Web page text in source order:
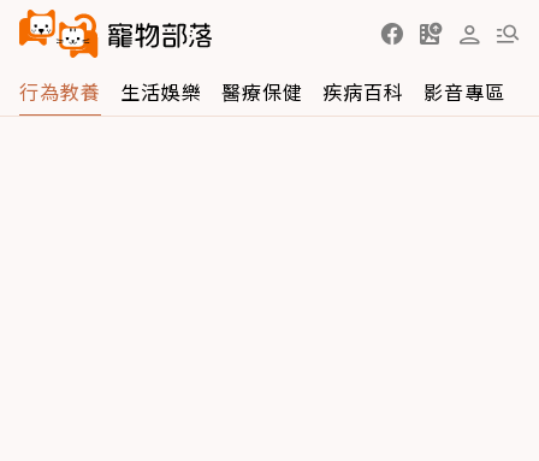
行為教養 生活娛樂 醫療保健 疾病百科 影音專區